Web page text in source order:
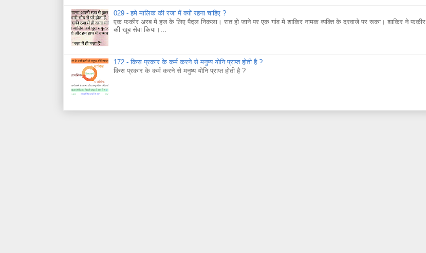
029 - हमे मालिक की रजा में क्यों रहना चाहिए ?
एक फकीर अरब मे हज के लिए पैदल निकला। रात हो जाने पर एक गांव मे शाकिर नामक व्यक्ति के दरवाजे पर रूका। शाकिर ने फकीर
की खूब सेवा किया।...
172 - किस प्रकार के कर्म करने से मनुष्य योनि प्राप्त होती है ?
किस प्रकार के कर्म करने से मनुष्य योनि प्राप्त होती है ?